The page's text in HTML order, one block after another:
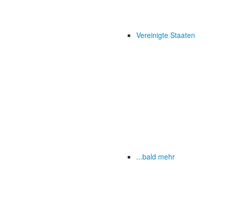
Vereinigte Staaten
...bald mehr